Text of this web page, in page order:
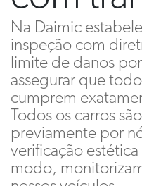
Na Daimic
inspeção com
limite de danos
assegurar que
cumprem
Todos os carros
previamente por
verificação
modo,